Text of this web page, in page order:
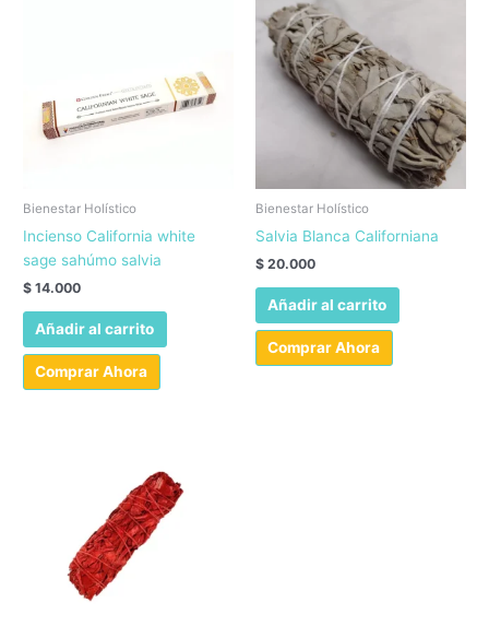
Bienestar Holístico
Incienso California white
sage sahúmo salvia
$ 14.000
Añadir al carrito
Comprar Ahora
Bienestar Holístico
Salvia Blanca Californiana
$ 20.000
Añadir al carrito
Comprar Ahora